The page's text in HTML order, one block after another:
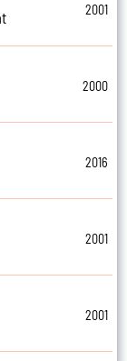
2001
2000
2016
2001
2001